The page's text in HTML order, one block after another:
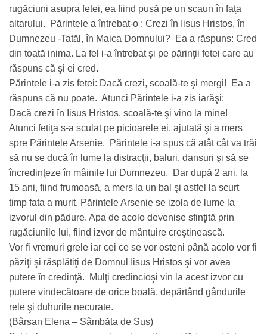
rugăciuni asupra fetei, ea fiind pusă pe un scaun în faţa
altarului. Părintele a întrebat-o : Crezi în Iisus Hristos, în
Dumnezeu -Tatăl, în Maica Domnului? Ea a răspuns: Cred
din toată inima. La fel i-a întrebat şi pe părinţii fetei care au
răspuns că şi ei cred.
Părintele i-a zis fetei: Dacă crezi, scoală-te şi mergi! Ea a
răspuns că nu poate. Atunci Părintele i-a zis iarăşi:
Dacă crezi în Iisus Hristos, scoală-te şi vino la mine!
Atunci fetiţa s-a sculat pe picioarele ei, ajutată şi a mers
spre Părintele Arsenie. Părintele i-a spus că atât cât va trăi
să nu se ducă în lume la distracţii, baluri, dansuri şi să se
încredinţeze în mâinile lui Dumnezeu. Dar după 2 ani, la
15 ani, fiind frumoasă, a mers la un bal şi astfel la scurt
timp fata a murit. Părintele Arsenie se izola de lume la
izvorul din pădure. Apa de acolo devenise sfinţită prin
rugăciunile lui, fiind izvor de mântuire creştinească.
Vor fi vremuri grele iar cei ce se vor osteni până acolo vor fi
păziţi şi răsplătiţi de Domnul Iisus Hristos şi vor avea
putere în credinţă. Mulţi credincioşi vin la acest izvor cu
putere vindecătoare de orice boală, depărtând gândurile
rele şi duhurile necurate.
(Bârsan Elena – Sâmbăta de Sus)